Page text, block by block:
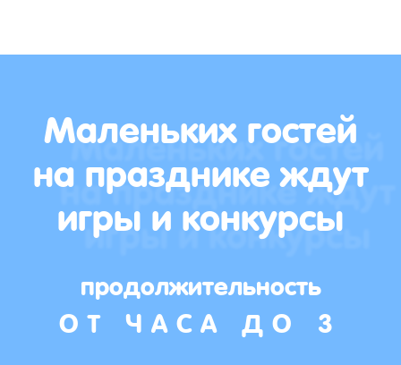
Маленьких гостей
на празднике ждут
игры и конкурсы
продолжительность
ОТ ЧАСА ДО 3